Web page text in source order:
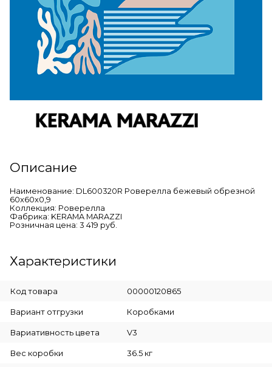
Описание
Наименование: DL600320R Роверелла бежевый обрезной
60x60x0,9
Коллекция: Роверелла
Фабрика: KERAMA MARAZZI
Розничная цена: 3 419 руб.
Характеристики
Код товара 00000120865
Вариант отгрузки Коробками
Вариативность цвета V3
Вес коробки 36.5 кг